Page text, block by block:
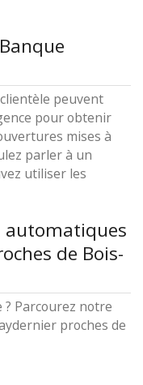
peuvent
pour obtenir
mises à
parler à un
utiliser les
automatiques
de Bois-
Parcourez notre
proches de